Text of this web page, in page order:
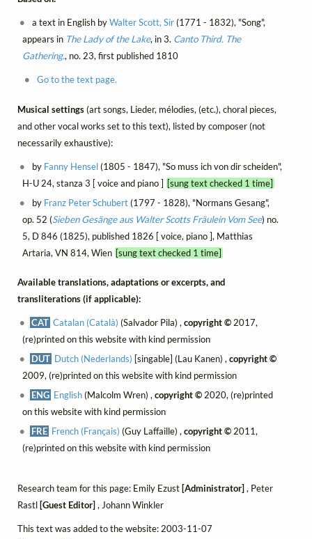
a text in English byWalter Scott, Sir(1771 - 1832), "Song",
appears in The Lady of the Lake, in 3. Canto Third. The
Gathering., no. 23, first published 1810
Go to the text page.
Musical settings(art songs, Lieder, mélodies, (etc.), choral pieces,
and other vocal works set to this text), listed by composer (not
necessarily exhaustive):
by Fanny Hensel(1805 - 1847), "So muss ich von dir scheiden",
H-U 24, stanza 3 [ voice and piano ] [sung text checked 1 time]
by Franz Peter Schubert(1797 - 1828), "Normans Gesang",
op. 52 (Sieben Gesänge aus Walter ScottsFräulein Vom See) no.
5, D 846 (1825), published 1826 [ voice, piano ], Matthias
Artaria, VN 814, Wien [sung text checked 1 time]
Available translations, adaptations or excerpts, and
transliterations (if applicable):
CAT Catalan (Català) (Salvador Pila) ,copyright © 2017,
(re)printed on this website with kind permission
DUT Dutch (Nederlands) [singable] (Lau Kanen) ,copyright ©
2009, (re)printed on this website with kind permission
ENG English(Malcolm Wren) ,copyright ©2020, (re)printed
on this website with kind permission
FRE French (Français) (Guy Laffaille) ,copyright ©2011,
(re)printed on this website with kind permission
Research team for this page: Emily Ezust [Administrator] , Peter
Rastl [Guest Editor] , Johann Winkler
This text was added to the website: 2003-11-07